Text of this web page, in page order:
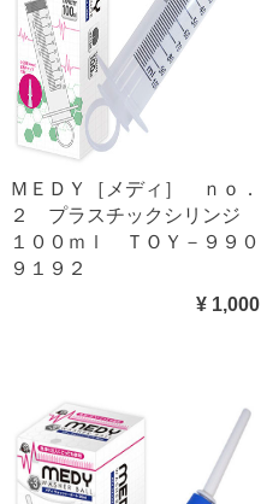
ＭＥＤＹ［メディ］ ｎｏ．
２ プラスチックシリンジ
１００ｍｌ ＴＯＹ－９９０
９１９２
¥ 1,000